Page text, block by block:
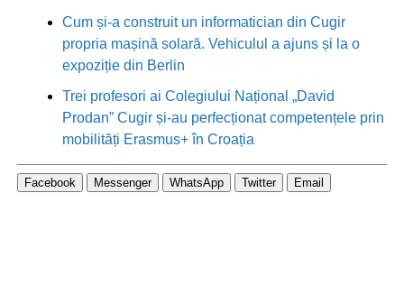
Cum și-a construit un informatician din Cugir
propria mașină solară. Vehiculul a ajuns și la o
expoziție din Berlin
Trei profesori ai Colegiului Național „David
Prodan” Cugir și-au perfecționat competențele prin
mobilități Erasmus+ în Croația
Facebook Messenger WhatsApp Twitter Email